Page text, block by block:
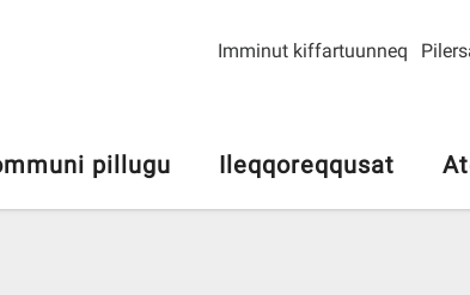
Imminut kiffartuunneq
pillugu Ileqqoreqqusat